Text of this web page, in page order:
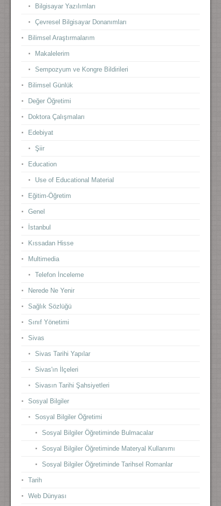
Bilgisayar Yazılımları
Çevresel Bilgisayar Donanımları
Bilimsel Araştırmalarım
Makalelerim
Sempozyum ve Kongre Bildirileri
Bilimsel Günlük
Değer Öğretimi
Doktora Çalışmaları
Edebiyat
Şiir
Education
Use of Educational Material
Eğitim-Öğretim
Genel
İstanbul
Kıssadan Hisse
Multimedia
Telefon İnceleme
Nerede Ne Yenir
Sağlık Sözlüğü
Sınıf Yönetimi
Sivas
Sivas Tarihi Yapılar
Sivas'ın İlçeleri
Sivasın Tarihi Şahsiyetleri
Sosyal Bilgiler
Sosyal Bilgiler Öğretimi
Sosyal Bilgiler Öğretiminde Bulmacalar
Sosyal Bilgiler Öğretiminde Materyal Kullanımı
Sosyal Bilgiler Öğretiminde Tarihsel Romanlar
Tarih
Web Dünyası